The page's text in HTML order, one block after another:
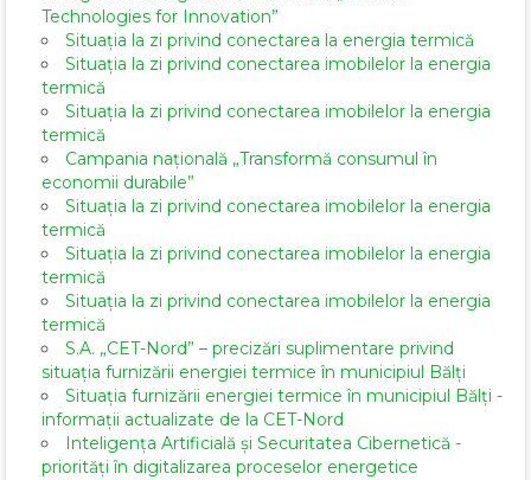
Technologies for Innovation”
Situația la zi privind conectarea la energia termică
Situația la zi privind conectarea imobilelor la energia
termică
Situația la zi privind conectarea imobilelor la energia
termică
Campania națională „Transformă consumul în
economii durabile”
Situația la zi privind conectarea imobilelor la energia
termică
Situația la zi privind conectarea imobilelor la energia
termică
Situația la zi privind conectarea imobilelor la energia
termică
S.A. „CET-Nord” – precizări suplimentare privind
situația furnizării energiei termice în municipiul Bălți
Situația furnizării energiei termice în municipiul Bălți -
informații actualizate de la CET-Nord
Inteligența Artificială și Securitatea Cibernetică -
priorități în digitalizarea proceselor energetice